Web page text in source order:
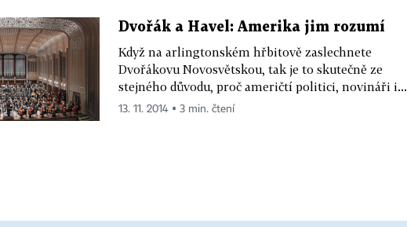
Dvořák a Havel: Amerika jim rozumí
Když na arlingtonském hřbitově zaslechnete
Dvořákovu Novosvětskou, tak je to skutečně ze
stejného důvodu, proč američtí politici, novináři i...
13. 11. 2014 ▪ 3 min. čtení